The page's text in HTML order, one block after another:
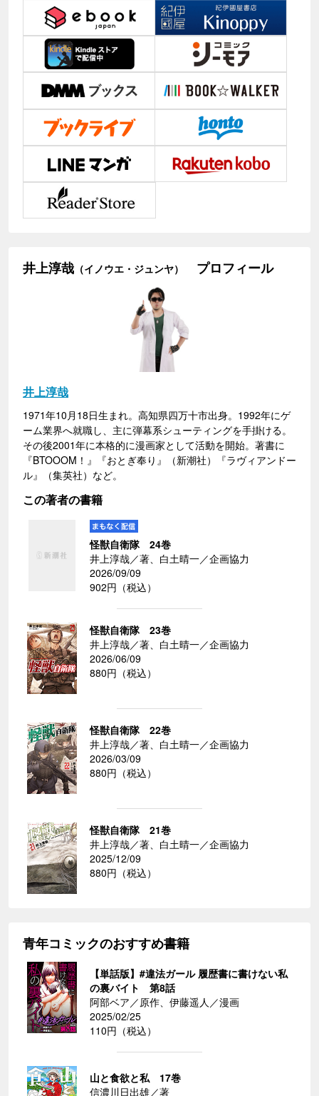
井上淳哉 （イノウエ・ジュンヤ） プロフィール
井上淳哉
1971年10月18日生まれ。高知県四万十市出身。1992年にゲ
ーム業界へ就職し、主に弾幕系シューティングを手掛ける。
その後2001年に本格的に漫画家として活動を開始。著書に
『BTOOOM！』『おとぎ奉り』（新潮社）『ラヴィアンドー
ル』（集英社）など。
この著者の書籍
怪獣自衛隊 24巻
井上淳哉／著、白土晴一／企画協力
2026/09/09
902円（税込）
怪獣自衛隊 23巻
井上淳哉／著、白土晴一／企画協力
2026/06/09
880円（税込）
怪獣自衛隊 22巻
井上淳哉／著、白土晴一／企画協力
2026/03/09
880円（税込）
怪獣自衛隊 21巻
井上淳哉／著、白土晴一／企画協力
2025/12/09
880円（税込）
青年コミックのおすすめ書籍
【単話版】#違法ガール 履歴書に書けない私
の裏バイト 第8話
阿部ベア／原作、伊藤遥人／漫画
2025/02/25
110円（税込）
山と食欲と私 17巻
信濃川日出雄／著